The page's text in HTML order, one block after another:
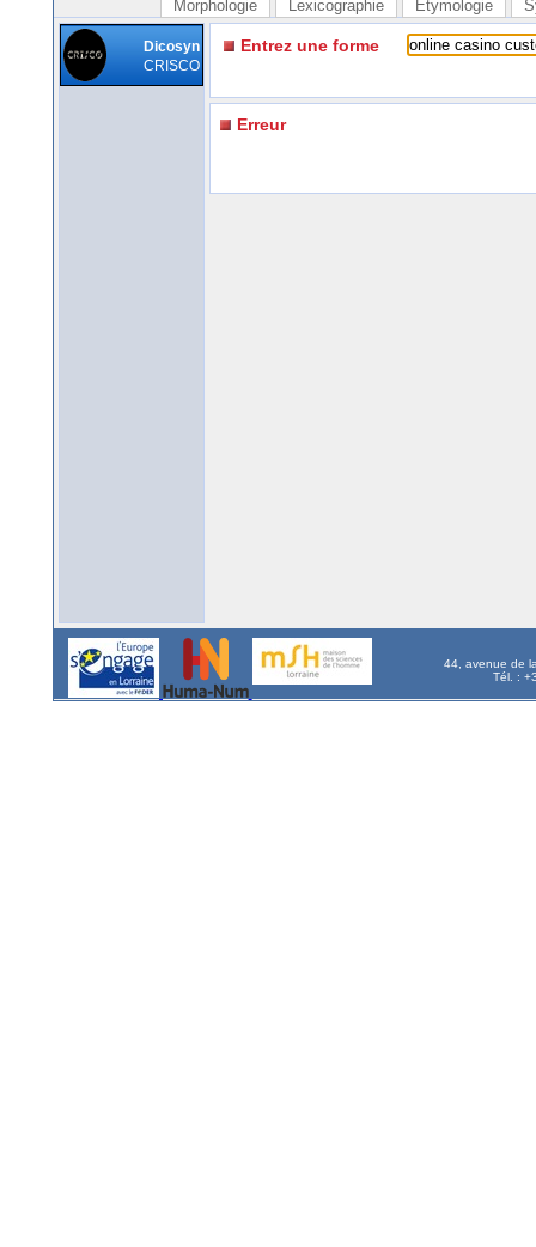
Morphologie Lexicographie Etymologie
Dicosyn
CRISCO
Entrez une forme
Erreur
44, avenue de
Tél. :